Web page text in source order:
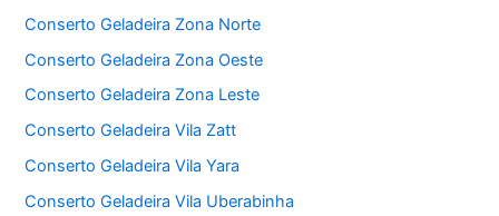
Conserto Geladeira Zona Norte
Conserto Geladeira Zona Oeste
Conserto Geladeira Zona Leste
Conserto Geladeira Vila Zatt
Conserto Geladeira Vila Yara
Conserto Geladeira Vila Uberabinha